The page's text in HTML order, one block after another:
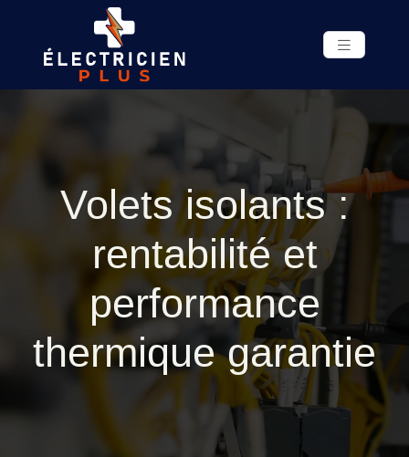
Volets isolants :
rentabilité et
performance
thermique garantie